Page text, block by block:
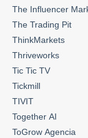
The Influencer
The Trading Pit
ThinkMarkets
Thriveworks
Tic Tic TV
Tickmill
TIVIT
Together AI
ToGrow Agencia